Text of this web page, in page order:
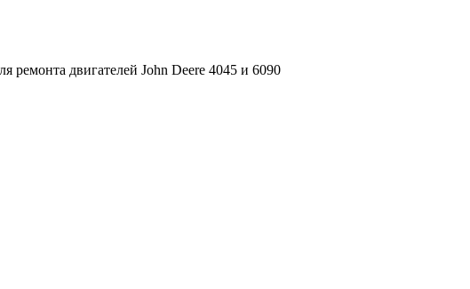
ремонта двигателей John Deere 4045 и 6090